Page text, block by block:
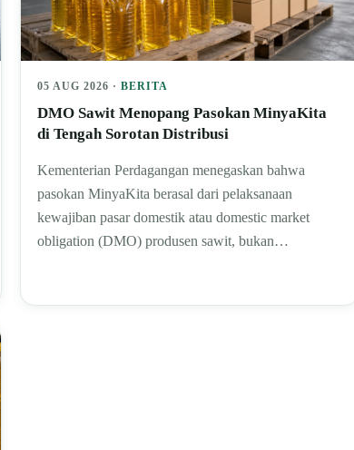
05 AUG 2026 ·BERITA
DMO Sawit Menopang Pasokan MinyaKita
di Tengah Sorotan Distribusi
Kementerian Perdagangan menegaskan bahwa
pasokan MinyaKita berasal dari pelaksanaan
kewajiban pasar domestik atau domestic market
obligation (DMO) produsen sawit, bukan…